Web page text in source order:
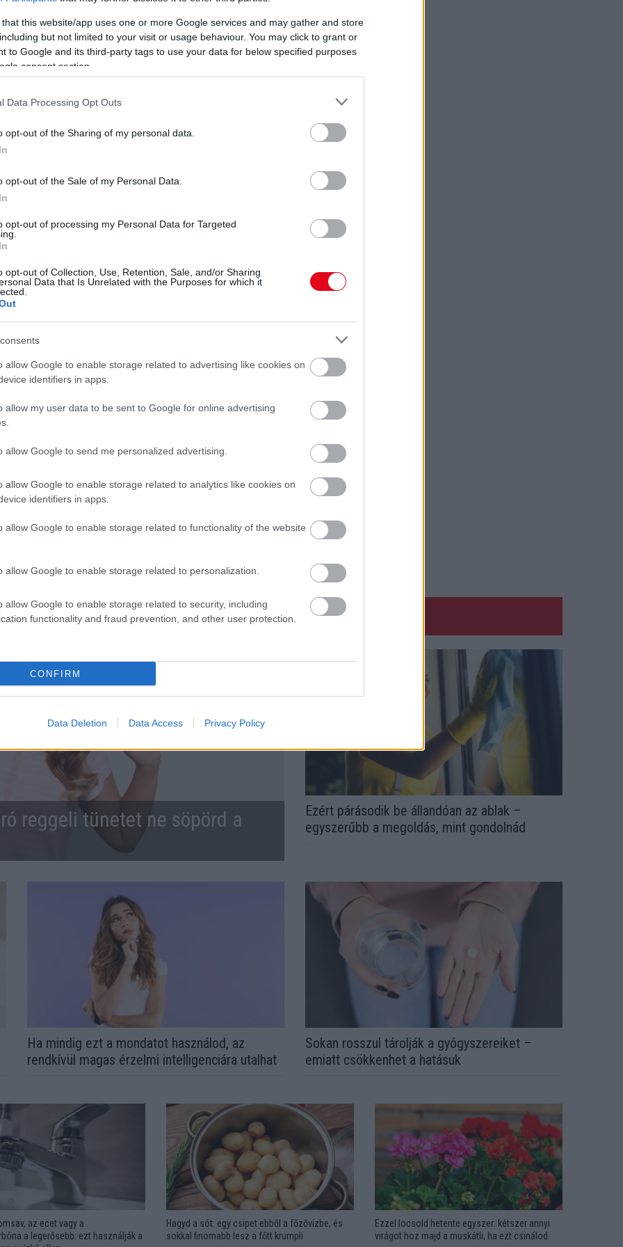
that this website/app uses one or more Google services and may gather and store
but not limited to your visit or usage behaviour. You may click to grant or
to Google and its third-party tags to use your data for below specified purposes
consent section.
Data Processing Opt Outs
opt-out of the Sharing of my personal data.
opt-out of the Sale of my Personal Data.
opt-out of processing my Personal Data for Targeted
opt-out of Collection, Use, Retention, Sale, and/or Sharing
Data that Is Unrelated with the Purposes for which it
allow Google to enable storage related to advertising like cookies on
identifiers in apps.
allow my user data to be sent to Google for online advertising
allow Google to send me personalized advertising.
allow Google to enable storage related to analytics like cookies on
identifiers in apps.
allow Google to enable storage related to functionality of the website
allow Google to enable storage related to personalization.
allow Google to enable storage related to security, including
functionality and fraud prevention, and other user protection.
CONFIRM
Data Deletion Data Access Privacy Policy
A nő egy olyan társasház közös mosdójába csalta a
anyagot kevert a férfi italába.
eszméletét vesztette, a
volt köszönhető" - fogalmaz az ügyészség.
csak súlyosbított a helyzetén.
a folytatásért!
reggeli tünetet ne söpörd a
Ezért párásodik be állandóan az ablak –
egyszerűbb a megoldás, mint gondolnád
Ha mindig ezt a mondatot használod, az
rendkívül magas érzelmi intelligenciára utalhat
Sokan rosszul tárolják a gyógyszereiket –
emiatt csökkenhet a hatásuk
az ecet vagy a
a legerősebb: ezt használják a
Hagyd a sót: egy csipet ebből a főzővízbe, és
sokkal finomabb lesz a főtt krumpli
Ezzel locsold hetente egyszer: kétszer annyi
virágot hoz majd a muskátli, ha ezt csinálod